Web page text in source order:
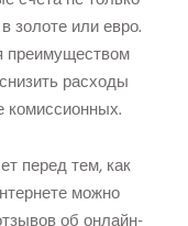
золоте или евро.
преимуществом
расходы
комиссионных.
перед тем, как
можно
об онлайн-